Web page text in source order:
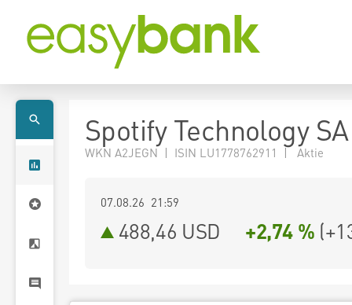
Spotify Technology SA
WKN A2JEGN | ISIN LU1778762911 | Aktie
07.08.26 21:59
488,46 USD +2,74 % (